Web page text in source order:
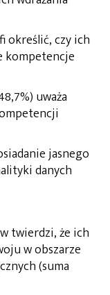
określić, czy ich
kompetencje
uważa
jasnego
danych
twierdzi, że ich
w obszarze
(suma